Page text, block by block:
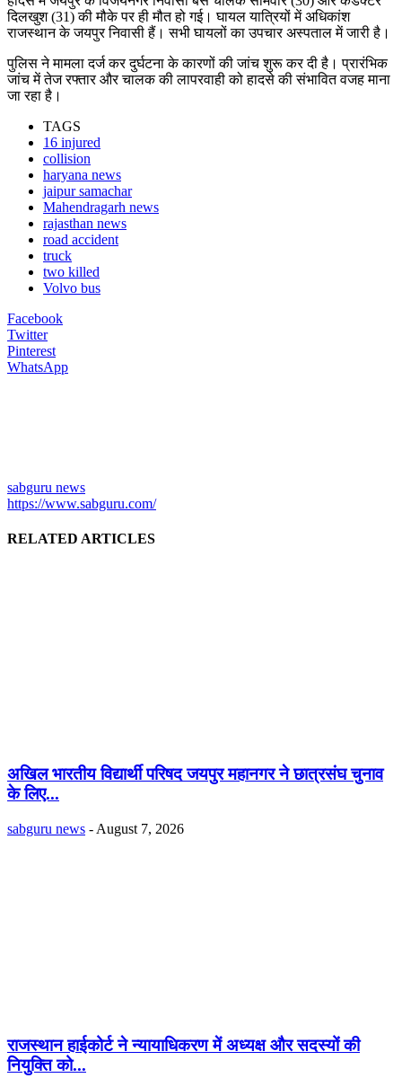
दिलखुश (31) की मौके पर ही मौत हो गई। घायल यात्रियों में अधिकांश
राजस्थान के जयपुर निवासी हैं। सभी घायलों का उपचार अस्पताल में जारी है।
पुलिस ने मामला दर्ज कर दुर्घटना के कारणों की जांच शुरू कर दी है। प्रारंभिक
जांच में तेज रफ्तार और चालक की लापरवाही को हादसे की संभावित वजह माना
जा रहा है।
TAGS
16 injured
collision
haryana news
jaipur samachar
Mahendragarh news
rajasthan news
road accident
truck
two killed
Volvo bus
Facebook
Twitter
Pinterest
WhatsApp
sabguru news
https://www.sabguru.com/
RELATED ARTICLES
अखिल भारतीय विद्यार्थी परिषद जयपुर महानगर ने छात्रसंघ चुनाव
के लिए...
sabguru news - August 7, 2026
राजस्थान हाईकोर्ट ने न्यायाधिकरण में अध्यक्ष और सदस्यों की
नियुक्ति को...